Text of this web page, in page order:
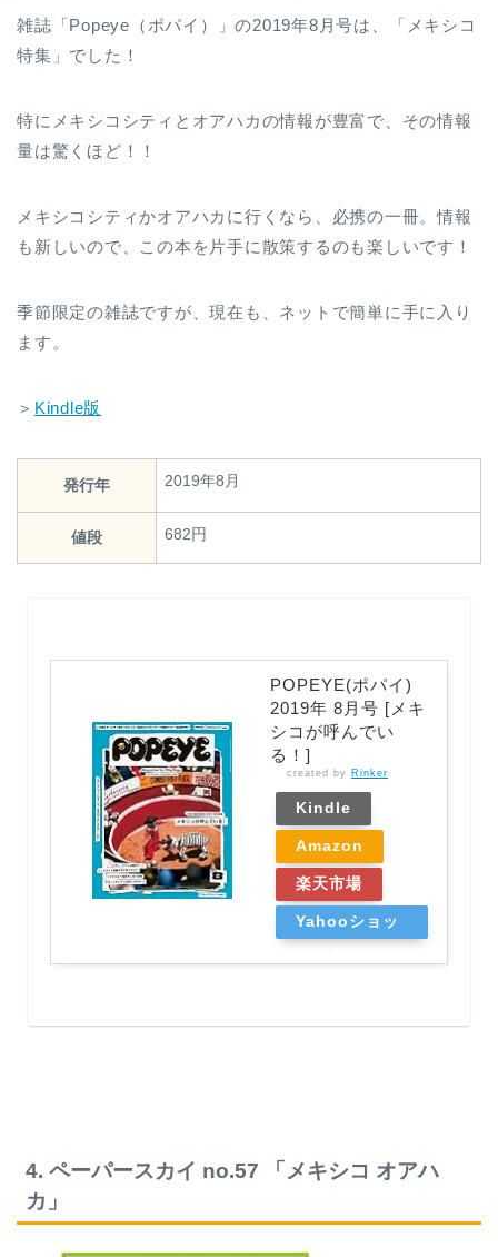
雑誌「Popeye（ポパイ）」の2019年8月号は、「メキシコ
特集」でした！
特にメキシコシティとオアハカの情報が豊富で、その情報
量は驚くほど！！
メキシコシティかオアハカに行くなら、必携の一冊。情報
も新しいので、この本を片手に散策するのも楽しいです！
季節限定の雑誌ですが、現在も、ネットで簡単に手に入り
ます。
＞ Kindle版
発行年 2019年8月
値段 682円
POPEYE(ポパイ)
2019年 8月号 [メキ
シコが呼んでい
る！]
created by Rinker
Kindle
Amazon
楽天市場
Yahooショッ
4. ペーパースカイ no.57 「メキシコ オアハ
カ」